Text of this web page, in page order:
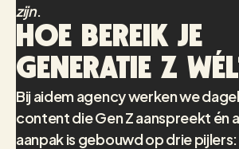
zijn.
Hoe bereik je
Generatie Z
Bij aidem agency werken we
content die Gen Z aanspreekt én
aanpak is gebouwd op drie pijlers: